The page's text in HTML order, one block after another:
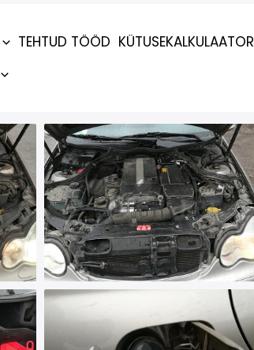
TEHTUD TÖÖD KÜTUSEKALKULAATOR